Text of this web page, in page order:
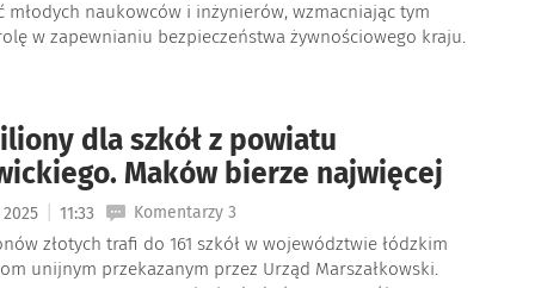
młodych naukowców i inżynierów, wzmacniając tym
w zapewnianiu bezpieczeństwa żywnościowego kraju.
dla szkół z powiatu
Maków bierze najwięcej
11:33 Komentarzy 3
złotych trafi do 161 szkół w województwie łódzkim
unijnym przekazanym przez Urząd Marszałkowski.